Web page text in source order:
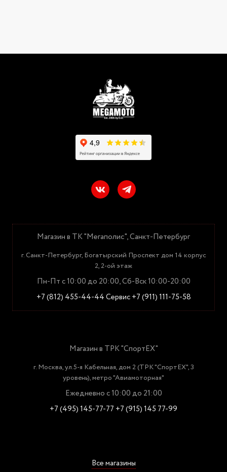
Магазин в ТК "Мегаполис", Санкт-Петербург
г. Санкт-Петербург, Богатырский Проспект дом 14 корпус
2, 2-ой этаж
Пн-Пт с 10:00 до 20:00, Сб-Вск 10:00-20:00
+7 (812) 455-44-44Сервис +7 (911) 111-75-58
Магазин в ТРК "СпортЕХ"
г. Москва, ул.5-я Кабельная, дом 2 (ТРК "СпортЕХ", 3
уровень), метро "Авиамоторная"
Ежедневно с 10:00 до 21:00
+7 (495) 145-77-77 +7 (915) 145 77-99
Все магазины